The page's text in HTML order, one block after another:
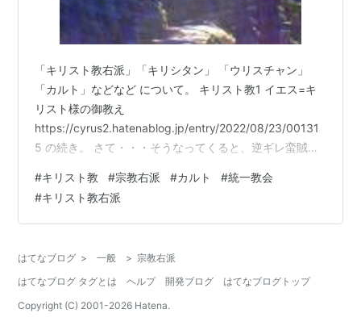
「キリスト教右派」「キリシタン」 「ウリスチャン」
「カルト」などなど について。 キリスト教1 イエス=キ
リスト様の御教え
https://cyrus2.hatenablog.jp/entry/2022/08/23/00131
5 の続き。 さて・・・そうなってくると、逆ギレ蛮賊が
す。 賊に襲われないほど完璧な愛だけの人など そうそう
存在しないのも現実ですから。 無垢な子供を襲うのこそ
が快感という右翼もいるわけです。 そういう奴こそが右
そもの間違い、 とんだ「お花畑」だ。いい加減に氣づき
ましょう…
#キリスト教 #宗教右派 #カルト #統一教会
#キリスト教右派
はてなブログ > 一般 > 宗教右派
はてなブログ タグとは
ヘルプ 開発ブログ
はてなブログトップ
Copyright (C) 2001-2026 Hatena.